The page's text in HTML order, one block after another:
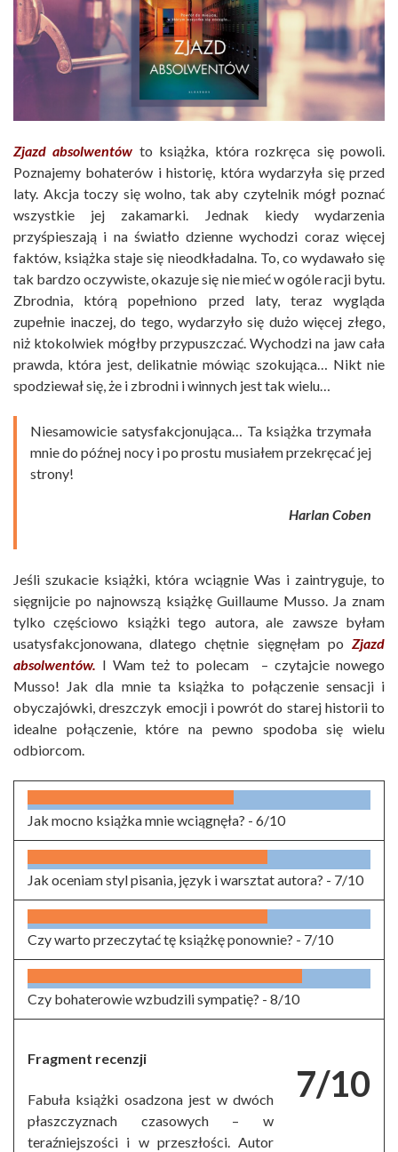
Zjazd absolwentów to książka, która rozkręca się powoli.
Poznajemy bohaterów i historię, która wydarzyła się przed
laty. Akcja toczy się wolno, tak aby czytelnik mógł poznać
wszystkie jej zakamarki. Jednak kiedy wydarzenia
przyśpieszają i na światło dzienne wychodzi coraz więcej
faktów, książka staje się nieodkładalna. To, co wydawało się
tak bardzo oczywiste, okazuje się nie mieć w ogóle racji bytu.
Zbrodnia, którą popełniono przed laty, teraz wygląda
zupełnie inaczej, do tego, wydarzyło się dużo więcej złego,
niż ktokolwiek mógłby przypuszczać. Wychodzi na jaw cała
prawda, która jest, delikatnie mówiąc szokująca… Nikt nie
spodziewał się, że i zbrodni i winnych jest tak wielu…
Niesamowicie satysfakcjonująca… Ta książka trzymała
mnie do późnej nocy i po prostu musiałem przekręcać jej
strony!
Harlan Coben
Jeśli szukacie książki, która wciągnie Was i zaintryguje, to
sięgnijcie po najnowszą książkę Guillaume Musso. Ja znam
tylko częściowo książki tego autora, ale zawsze byłam
usatysfakcjonowana, dlatego chętnie sięgnęłam po Zjazd
absolwentów. I Wam też to polecam – czytajcie nowego
Musso! Jak dla mnie ta książka to połączenie sensacji i
obyczajówki, dreszczyk emocji i powrót do starej historii to
idealne połączenie, które na pewno spodoba się wielu
odbiorcom.
Jak mocno książka mnie wciągnęła? - 6/10
Jak oceniam styl pisania, język i warsztat autora? - 7/10
Czy warto przeczytać tę książkę ponownie? - 7/10
Czy bohaterowie wzbudzili sympatię? - 8/10
7/10
Fragment recenzji
Fabuła książki osadzona jest w dwóch
płaszczyznach czasowych – w
teraźniejszości i w przeszłości. Autor